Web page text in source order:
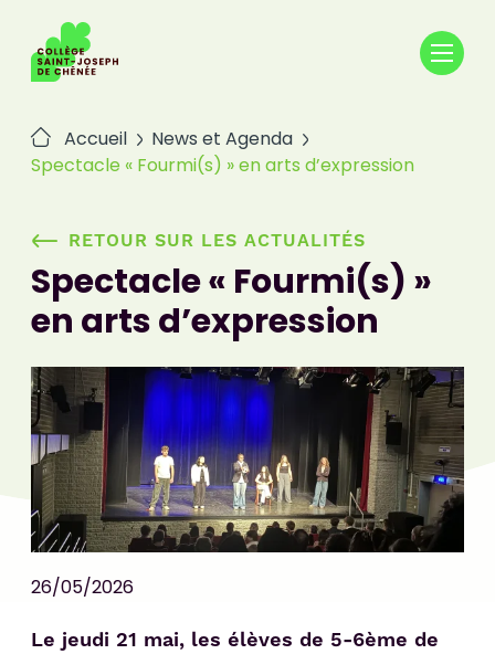
contenu
Accueil
News et Agenda
Spectacle « Fourmi(s) » en arts d’expression
RETOUR SUR LES ACTUALITÉS
Spectacle « Fourmi(s) »
en arts d’expression
26/05/2026
Le jeudi 21 mai, les élèves de 5-6ème de